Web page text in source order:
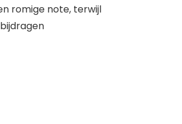
romige note, terwijl